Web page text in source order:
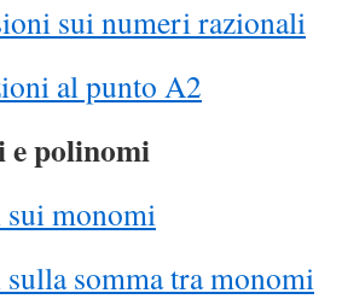
sui numeri razionali
al punto A2
e polinomi
sui monomi
somma tra monomi